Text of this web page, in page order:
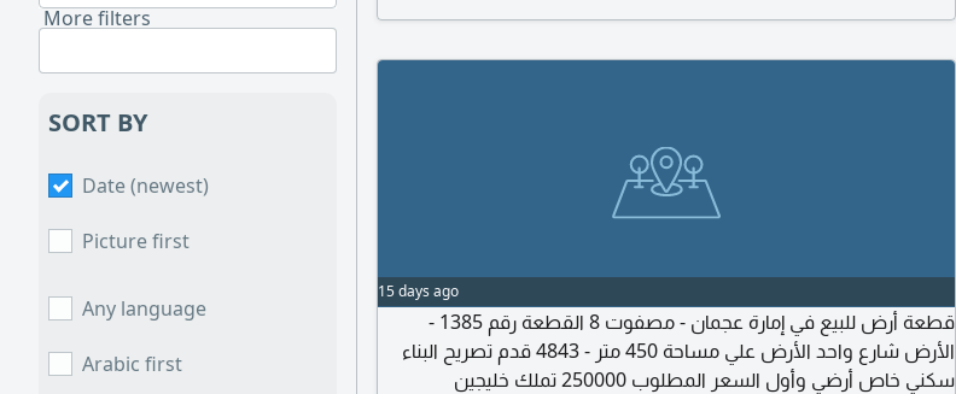
More filters
SORT BY
Date (newest)
Picture first
Any language
Arabic first
15 days ago
قطعة أرض للبيع في إمارة عجمان - مصفوت 8 القطعة رقم 1385 -
الأرض شارع واحد الأرض علي مساحة 450 متر - 4843 قدم تصريح البناء
سكني خاص أرضي وأول السعر المطلوب 250000 تملك خليجين